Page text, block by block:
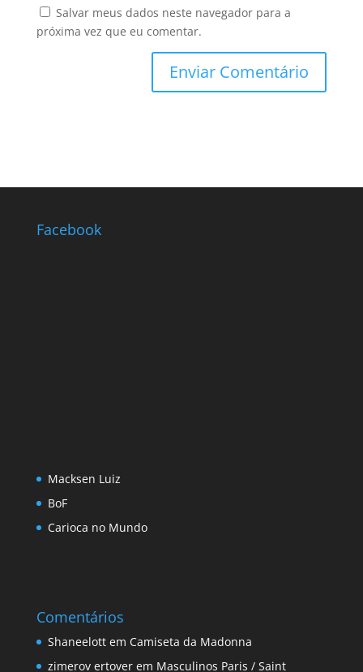
Salvar meus dados neste navegador para a
próxima vez que eu comentar.
Facebook
Macksen Luiz
BoF
Carioca no Mundo
Comentários
Shaneelottem Camiseta da Madonna
zimerov ertoverem Masculinos Paris / Saint